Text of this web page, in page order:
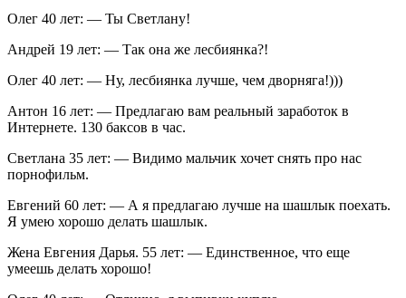
Олег 40 лет: — Ты Светлану!
Андрей 19 лет: — Так она же лесбиянка?!
Олег 40 лет: — Ну, лесбиянка лучше, чем дворняга!)))
Антон 16 лет: — Предлагаю вам реальный заработок в
Интернете. 130 баксов в час.
Светлана 35 лет: — Видимо мальчик хочет снять про нас
порнофильм.
Евгений 60 лет: — А я предлагаю лучше на шашлык поехать.
Я умею хорошо делать шашлык.
Жена Евгения Дарья. 55 лет: — Единственное, что еще
умеешь делать хорошо!